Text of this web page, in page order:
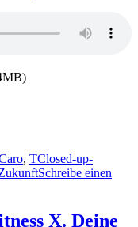
, TClosed-up-
Schreibe einen
X. Deine